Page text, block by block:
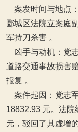
案发时间与地点‌
郾城区法院立案庭
军持刀杀害 。
凶手与动机‌：党
道路交通事故损害
报复 。
案件起因‌：党志
18832.93 元。法
元，驳回了其虚增